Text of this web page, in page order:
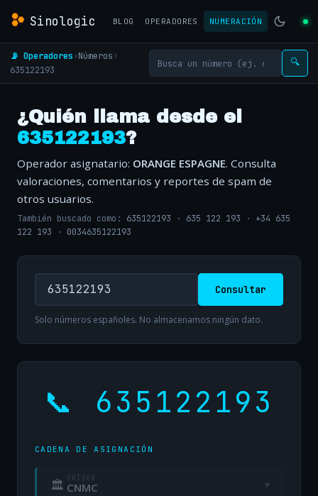
Sinologic BLOG OPERADORES NUMERACIÓN
📡 Operadores›Números›
635122193
🔍
¿Quién llama desde el
635122193?
Operador asignatario: ORANGE ESPAGNE. Consulta
valoraciones, comentarios y reportes de spam de
otros usuarios.
También buscado como: 635122193 · 635 122 193 · +34 635
122 193 · 0034635122193
Consultar
Solo números españoles. No almacenamos ningún dato.
📞 635122193
CADENA DE ASIGNACIÓN
🏛 ORIGEN
CNMC ▾